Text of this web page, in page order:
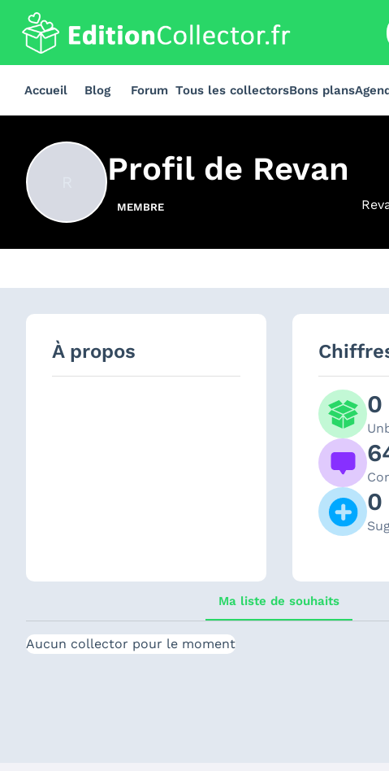
Accueil Blog Forum Tous les collectorsBons plans
Profil de Revan
MEMBRE
À propos
0
0
Ma liste de souhaits
Aucun collector pour le moment